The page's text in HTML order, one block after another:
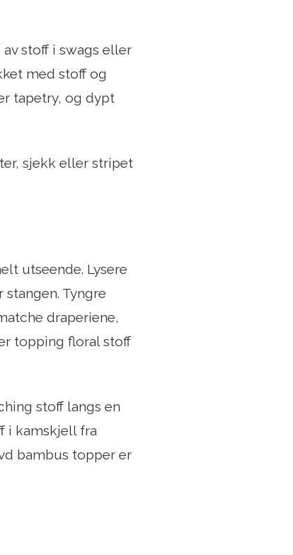
stoff i swags eller
med stoff og
tapetry, og dypt
sjekk eller stripet
utseende. Lysere
Tyngre
draperiene,
topping floral stoff
stoff langs en
i kamskjell fra
bambus topper er